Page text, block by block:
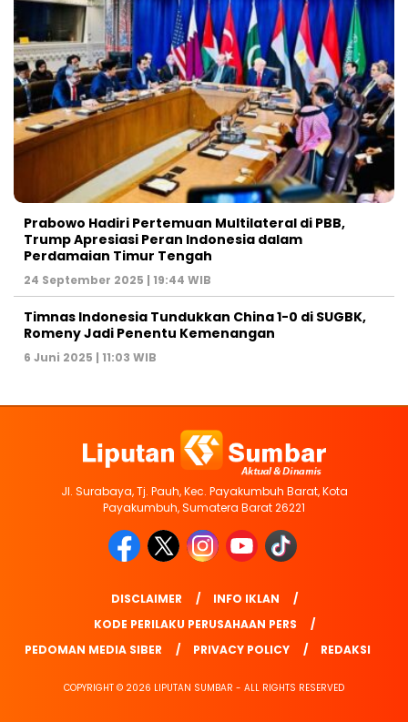
Prabowo Hadiri Pertemuan Multilateral di PBB,
Trump Apresiasi Peran Indonesia dalam
Perdamaian Timur Tengah
24 September 2025 | 19:44 WIB
Timnas Indonesia Tundukkan China 1-0 di SUGBK,
Romeny Jadi Penentu Kemenangan
6 Juni 2025 | 11:03 WIB
Jl. Surabaya, Tj. Pauh, Kec. Payakumbuh Barat, Kota
Payakumbuh, Sumatera Barat 26221
DISCLAIMER
INFO IKLAN
KODE PERILAKU PERUSAHAAN PERS
PEDOMAN MEDIA SIBER
PRIVACY POLICY REDAKSI
COPYRIGHT © 2026 LIPUTAN SUMBAR - ALL RIGHTS RESERVED